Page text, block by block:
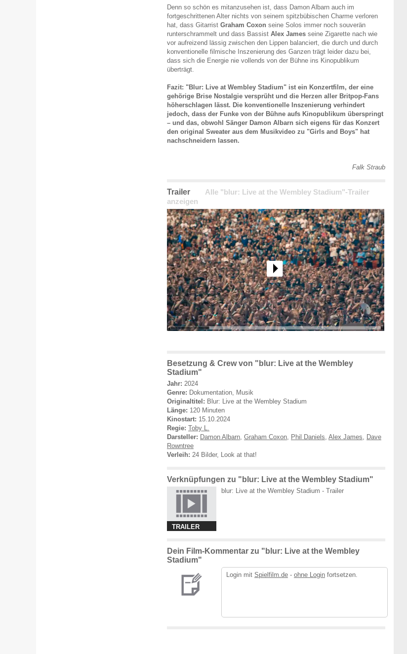
Denn so schön es mitanzusehen ist, dass Damon Albarn auch im
fortgeschrittenen Alter nichts von seinem spitzbübischen Charme verloren
hat, dass Gitarrist Graham Coxon seine Solos immer noch souverän
runterschrammelt und dass Bassist Alex James seine Zigarette nach wie
vor aufreizend lässig zwischen den Lippen balanciert, die durch und durch
konventionelle filmische Inszenierung des Ganzen trägt leider dazu bei,
dass sich die Energie nie vollends von der Bühne ins Kinopublikum
überträgt.
Fazit: "Blur: Live at Wembley Stadium" ist ein Konzertfilm, der eine
gehörige Brise Nostalgie versprüht und die Herzen aller Britpop-Fans
höherschlagen lässt. Die konventionelle Inszenierung verhindert
jedoch, dass der Funke von der Bühne aufs Kinopublikum überspringt
– und das, obwohl Sänger Damon Albarn sich eigens für das Konzert
den original Sweater aus dem Musikvideo zu "Girls and Boys" hat
nachschneidern lassen.
Falk Straub
Trailer
Alle "blur: Live at the Wembley Stadium"-Trailer
anzeigen
Besetzung & Crew von "blur: Live at the Wembley
Stadium"
Jahr: 2024
Genre: Dokumentation, Musik
Originaltitel: Blur: Live at the Wembley Stadium
Länge: 120 Minuten
Kinostart: 15.10.2024
Regie: Toby L.
Darsteller: Damon Albarn, Graham Coxon, Phil Daniels, Alex James, Dave
Rowntree
Verleih: 24 Bilder, Look at that!
Verknüpfungen zu "blur: Live at the Wembley Stadium"
TRAILER
blur: Live at the Wembley Stadium - Trailer
Dein Film-Kommentar zu "blur: Live at the Wembley
Stadium"
Login mit Spielfilm.de - ohne Login fortsetzen.